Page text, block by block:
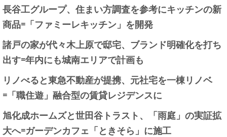
長谷工グループ、住まい方調査を参考にキッチンの新
商品=「ファミーレキッチン」を開発
諸戸の家が代々木上原で邸宅、ブランド明確化を打ち
出す=年内にも城南エリアで計画も
リノべると東急不動産が提携、元社宅を一棟リノベ
=「職住遊」融合型の賃貸レジデンスに
旭化成ホームズと世田谷トラスト、「雨庭」の実証拡
大へ=ガーデンカフェ「ときそら」に施工